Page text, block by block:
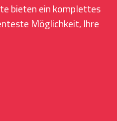
bieten ein komplettes
Möglichkeit, Ihre